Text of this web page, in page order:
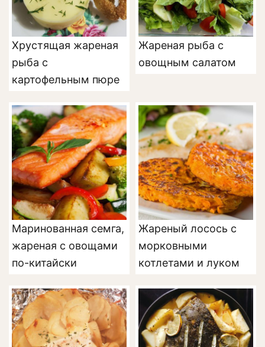
Хрустящая жареная
рыба с
картофельным пюре
Жареная рыба с
овощным салатом
Маринованная семга,
жареная с овощами
по-китайски
Жареный лосось с
морковными
котлетами и луком